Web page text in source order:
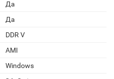
Да
Да
DDR V
AMI
Windows